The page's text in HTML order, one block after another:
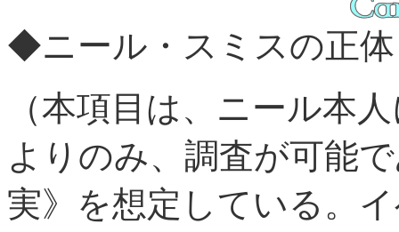
◆ニール・スミスの正体
（本項目は、ニール本
よりのみ、調査が可能
実》を想定している。